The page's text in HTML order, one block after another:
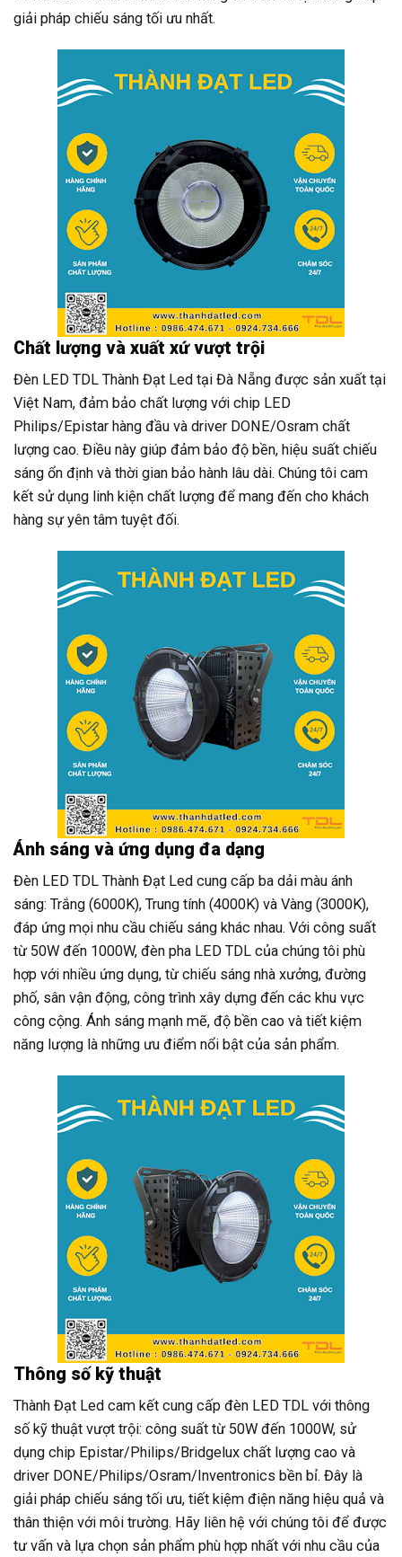
giải pháp chiếu sáng tối ưu nhất.
Chất lượng và xuất xứ vượt trội
Đèn LED TDL Thành Đạt Led tại Đà Nẵng được sản xuất tại
Việt Nam, đảm bảo chất lượng với chip LED
Philips/Epistar hàng đầu và driver DONE/Osram chất
lượng cao. Điều này giúp đảm bảo độ bền, hiệu suất chiếu
sáng ổn định và thời gian bảo hành lâu dài. Chúng tôi cam
kết sử dụng linh kiện chất lượng để mang đến cho khách
hàng sự yên tâm tuyệt đối.
Ánh sáng và ứng dụng đa dạng
Đèn LED TDL Thành Đạt Led cung cấp ba dải màu ánh
sáng: Trắng (6000K), Trung tính (4000K) và Vàng (3000K),
đáp ứng mọi nhu cầu chiếu sáng khác nhau. Với công suất
từ 50W đến 1000W, đèn pha LED TDL của chúng tôi phù
hợp với nhiều ứng dụng, từ chiếu sáng nhà xưởng, đường
phố, sân vận động, công trình xây dựng đến các khu vực
công cộng. Ánh sáng mạnh mẽ, độ bền cao và tiết kiệm
năng lượng là những ưu điểm nổi bật của sản phẩm.
Thông số kỹ thuật
Thành Đạt Led cam kết cung cấp đèn LED TDL với thông
số kỹ thuật vượt trội: công suất từ 50W đến 1000W, sử
dụng chip Epistar/Philips/Bridgelux chất lượng cao và
driver DONE/Philips/Osram/Inventronics bền bỉ. Đây là
giải pháp chiếu sáng tối ưu, tiết kiệm điện năng hiệu quả và
thân thiện với môi trường. Hãy liên hệ với chúng tôi để được
tư vấn và lựa chọn sản phẩm phù hợp nhất với nhu cầu của